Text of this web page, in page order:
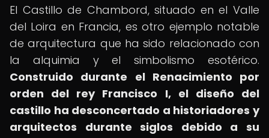
El Castillo de Chambord, situado en el Valle
del Loira en Francia, es otro ejemplo notable
de arquitectura que ha sido relacionado con
la alquimia y el simbolismo esotérico.
Construido durante el Renacimiento por
orden del rey Francisco I, el diseño del
castillo ha desconcertado a historiadores y
arquitectos durante siglos debido a su